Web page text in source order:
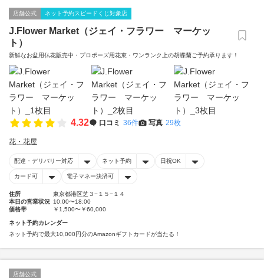
店舗公式 ネット予約スピードくじ対象店
J.Flower Market（ジェイ・フラワー マーケッ
ト）
新鮮なお盆用仏花販売中・プロポーズ用花束・ワンランク上の胡蝶蘭ご予約承ります！
4.32 口コミ 36件 写真 29枚
花・花屋
配達・デリバリー対応 ネット予約 日祝OK
カード可 電子マネー決済可
住所
東京都港区芝３−１５−１４
本日の営業状況 10:00〜18:00
価格帯
￥1,500〜￥60,000
ネット予約カレンダー
ネット予約で最大10,000円分のAmazonギフトカードが当たる！
店舗公式